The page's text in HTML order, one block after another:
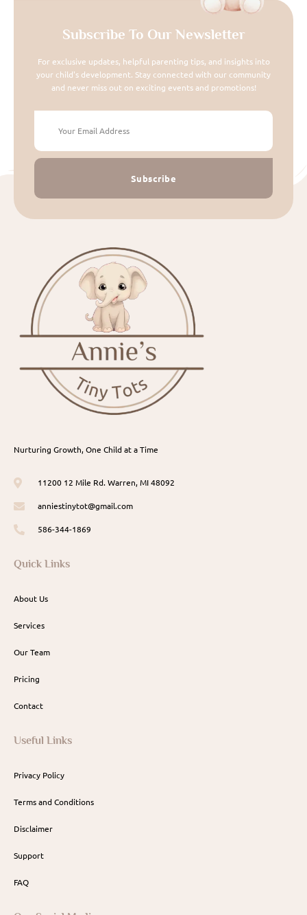
Subscribe To Our Newsletter
For exclusive updates, helpful parenting tips, and insights into
your child's development. Stay connected with our community
and never miss out on exciting events and promotions!
Subscribe
Nurturing Growth, One Child at a Time
11200 12 Mile Rd. Warren, MI 48092
anniestinytot@gmail.com
586-344-1869
Quick Links
About Us
Services
Our Team
Pricing
Contact
Useful Links
Privacy Policy
Terms and Conditions
Disclaimer
Support
FAQ